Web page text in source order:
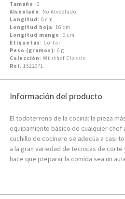
Tamaño : 0
Alveolado : No Alveolado
Longitud : 0 cm
Longitud hoja: 16 cm
Longitud mango : 0 cm
Etiquetas : Cortar
Peso (gramos): 0 g.
Colección : Wüsthof Classic
Ref. 1522071
Información del producto
El todoterreno de la cocina: la pieza
equipamiento básico de cualquier chef
cuchillo de cocinero se adecúa a casi
a la gran variedad de técnicas de
hace que preparar la comida sea un